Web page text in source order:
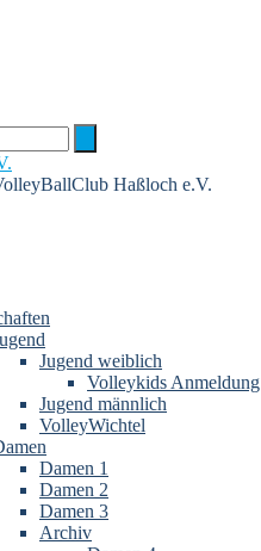
Haßloch e.V.
Jugend weiblich
Volleykids Anmeldung
Jugend männlich
VolleyWichtel
Damen 1
Damen 2
Damen 3
Archiv